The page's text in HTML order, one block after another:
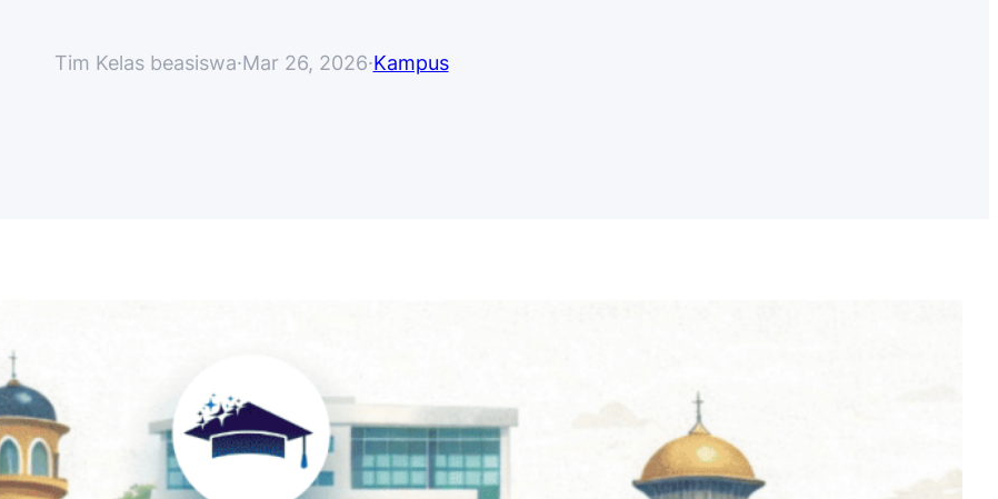
Tim Kelas beasiswa·Mar 26, 2026·Kampus